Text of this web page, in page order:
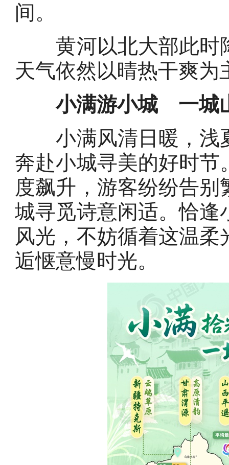
间。
黄河以北大部此时
天气依然以晴热干爽为
小满游小城 一城
小满风清日暖，浅
奔赴小城寻美的好时
度飙升，游客纷纷告
城寻觅诗意闲适。恰逢
风光，不妨循着这温
逅惬意慢时光。